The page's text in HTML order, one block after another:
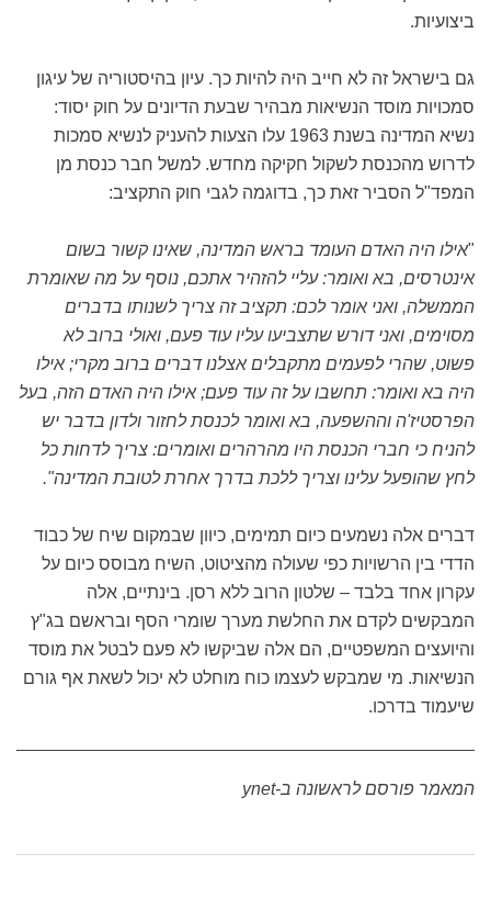
ביצועיות.
גם בישראל זה לא חייב היה להיות כך. עיון בהיסטוריה של עיגון
סמכויות מוסד הנשיאות מבהיר שבעת הדיונים על חוק יסוד:
נשיא המדינה בשנת 1963 עלו הצעות להעניק לנשיא סמכות
לדרוש מהכנסת לשקול חקיקה מחדש. למשל חבר כנסת מן
המפד"ל הסביר זאת כך, בדוגמה לגבי חוק התקציב:
"אילו היה האדם העומד בראש המדינה, שאינו קשור בשום
אינטרסים, בא ואומר: עליי להזהיר אתכם, נוסף על מה שאומרת
הממשלה, ואני אומר לכם: תקציב זה צריך לשנותו בדברים
מסוימים, ואני דורש שתצביעו עליו עוד פעם, ואולי ברוב לא
פשוט, שהרי לפעמים מתקבלים אצלנו דברים ברוב מקרי; אילו
היה בא ואומר: תחשבו על זה עוד פעם; אילו היה האדם הזה, בעל
הפרסטיז'ה וההשפעה, בא ואומר לכנסת לחזור ולדון בדבר יש
להניח כי חברי הכנסת היו מהרהרים ואומרים: צריך לדחות כל
לחץ שהופעל עלינו וצריך ללכת בדרך אחרת לטובת המדינה".
דברים אלה נשמעים כיום תמימים, כיוון שבמקום שיח של כבוד
הדדי בין הרשויות כפי שעולה מהציטוט, השיח מבוסס כיום על
עקרון אחד בלבד – שלטון הרוב ללא רסן. בינתיים, אלה
המבקשים לקדם את החלשת מערך שומרי הסף ובראשם בג"ץ
והיועצים המשפטיים, הם אלה שביקשו לא פעם לבטל את מוסד
הנשיאות. מי שמבקש לעצמו כוח מוחלט לא יכול לשאת אף גורם
שיעמוד בדרכו.
המאמר פורסם לראשונה ב-ynet